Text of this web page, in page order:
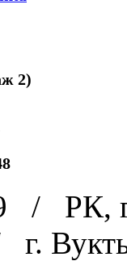
2)
/
РК,
г.